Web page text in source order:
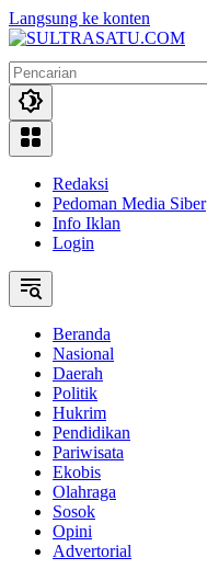
Langsung ke konten
Redaksi
Pedoman Media Siber
Info Iklan
Login
Beranda
Nasional
Daerah
Politik
Hukrim
Pendidikan
Pariwisata
Ekobis
Olahraga
Sosok
Opini
Advertorial